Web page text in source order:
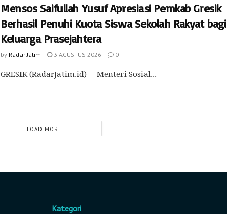
Mensos Saifullah Yusuf Apresiasi Pemkab Gresik
Berhasil Penuhi Kuota Siswa Sekolah Rakyat bagi
Keluarga Prasejahtera
by Radar Jatim 3 AGUSTUS 2026 0
GRESIK (RadarJatim.id) -- Menteri Sosial...
LOAD MORE
Kategori